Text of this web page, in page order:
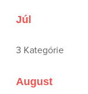
Júl
3 Kategórie
August